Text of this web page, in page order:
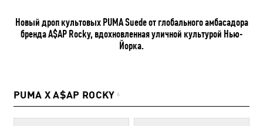
Новый дроп культовых PUMA Suede от глобального амбасадора
бренда A$AP Rocky, вдохновленная уличной культурой Нью-
Йорка.
PUMA X A$AP ROCKY 6